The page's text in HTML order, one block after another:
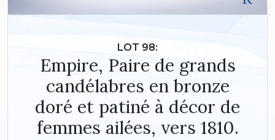
LOT 98:
Empire, Paire de grands
candélabres en bronze
doré et patiné à décor de
femmes ailées, vers 1810.